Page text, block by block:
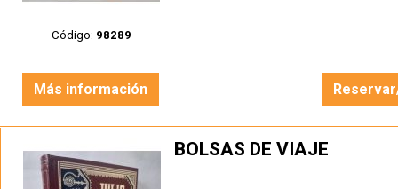
Código: 98289
Más información
BOLSAS DE VIAJE